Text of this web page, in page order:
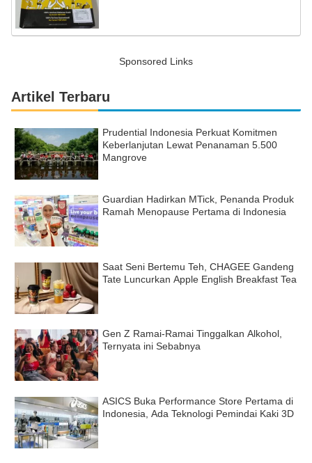
Sponsored Links
Artikel Terbaru
Prudential Indonesia Perkuat Komitmen
Keberlanjutan Lewat Penanaman 5.500
Mangrove
Guardian Hadirkan MTick, Penanda Produk
Ramah Menopause Pertama di Indonesia
Saat Seni Bertemu Teh, CHAGEE Gandeng
Tate Luncurkan Apple English Breakfast Tea
Gen Z Ramai-Ramai Tinggalkan Alkohol,
Ternyata ini Sebabnya
ASICS Buka Performance Store Pertama di
Indonesia, Ada Teknologi Pemindai Kaki 3D